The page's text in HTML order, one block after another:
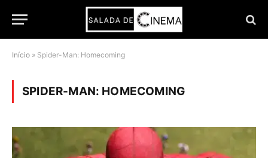
Início » Spider-Man: Homecoming
SPIDER-MAN: HOMECOMING